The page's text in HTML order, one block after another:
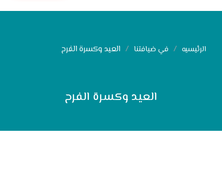
الرئيسيه في ضيافتنا العيد وكسرة الفرح
العيد وكسرة الفرح